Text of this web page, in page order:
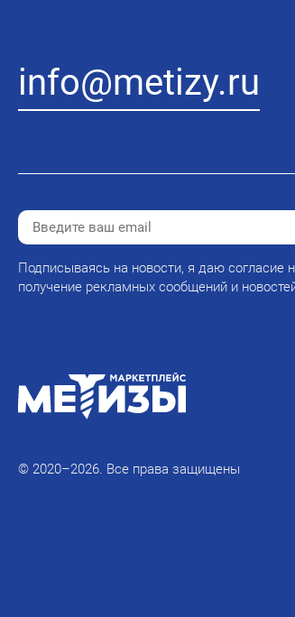
info@metizy.ru
Подписываясь на новости, я даю согласие
получение рекламных сообщений и
© 2020–2026. Все права защищены